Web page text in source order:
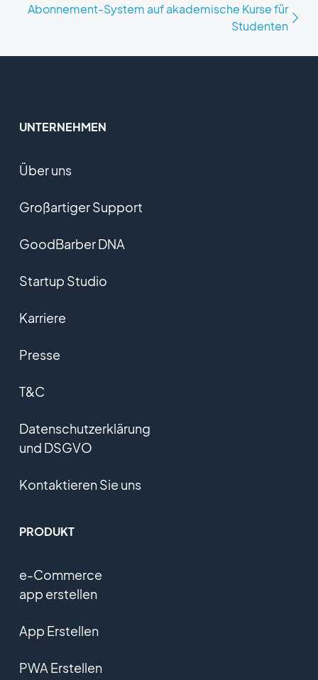
Abonnement-System auf akademische Kurse für
Studenten
UNTERNEHMEN
Über uns
Großartiger Support
GoodBarber DNA
Startup Studio
Karriere
Presse
T&C
Datenschutzerklärung
und DSGVO
Kontaktieren Sie uns
PRODUKT
e-Commerce
app erstellen
App Erstellen
PWA Erstellen